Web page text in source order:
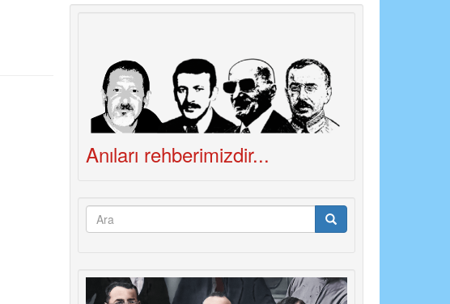
Anıları rehberimizdir...
Arama